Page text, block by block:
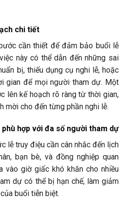
chi tiết
cần thiết để đảm bảo buổi lễ
này có thể dẫn đến những sai
bị, thiếu dụng cụ nghi lễ, hoặc
gian để mọi người tham dự. Một
lên kế hoạch rõ ràng từ thời gian,
mời cho đến từng phần nghi lễ.
hợp với đa số người tham dự
lễ truy điệu cần cân nhắc đến lịch
bạn bè, và đồng nghiệp quan
vào giờ giấc khó khăn cho nhiều
dự có thể bị hạn chế, làm giảm
buổi tiễn biệt.